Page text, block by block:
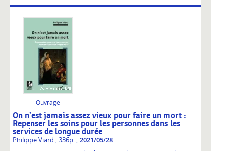
Ouvrage
On n'est jamais assez vieux pour faire un mort :
Repenser les soins pour les personnes dans les
services de longue durée
Philippe Viard , 336p. , 2021/05/28